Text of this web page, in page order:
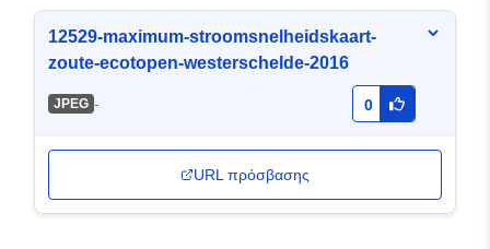
12529-maximum-stroomsnelheidskaart-
zoute-ecotopen-westerschelde-2016
JPEG - 0
URL πρόσβασης